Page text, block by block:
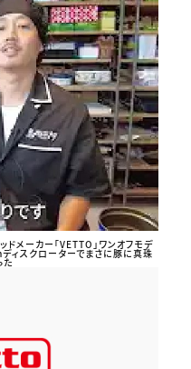
メーカー「VETTO」ワンオフモデ
ディスクローターでまさに豚に真珠
た